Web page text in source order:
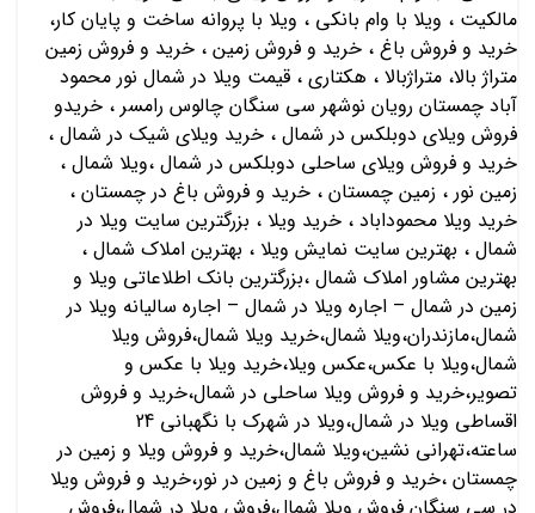
مالکیت ، ویلا با وام بانکی ، ویلا با پروانه ساخت و پایان کار،
خرید و فروش باغ ، خرید و فروش زمین ، خرید و فروش زمین
متراژ بالا، متراژبالا ، هکتاری ، قیمت ویلا در شمال نور محمود
آباد چمستان رویان نوشهر سی سنگان چالوس رامسر ، خریدو
فروش ویلای دوبلکس در شمال ، خرید ویلای شیک در شمال ،
خرید و فروش ویلای ساحلی دوبلکس در شمال ،ویلا شمال ،
زمین نور ، زمین چمستان ، خرید و فروش باغ در چمستان ،
خرید ویلا محموداباد ، خرید ویلا ، بزرگترین سایت ویلا در
شمال ، بهترین سایت نمایش ویلا ، بهترین املاک شمال ،
بهترین مشاور املاک شمال ،بزرگترین بانک اطلاعاتی ویلا و
زمین در شمال – اجاره ویلا در شمال – اجاره سالیانه ویلا در
شمال،مازندران،ویلا شمال،خرید ویلا شمال،فروش ویلا
شمال،ویلا با عکس،عکس ویلا،خرید ویلا با عکس و
تصویر،خرید و فروش ویلا ساحلی در شمال،خرید و فروش
اقساطی ویلا در شمال،ویلا در شهرک با نگهبانی 24
ساعته،تهرانی نشین،ویلا شمال،خرید و فروش ویلا و زمین در
چمستان ،خرید و فروش باغ و زمین در نور،خرید و فروش ویلا